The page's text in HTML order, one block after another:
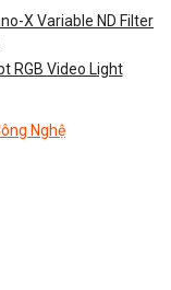
X Variable ND Filter
RGB Video Light